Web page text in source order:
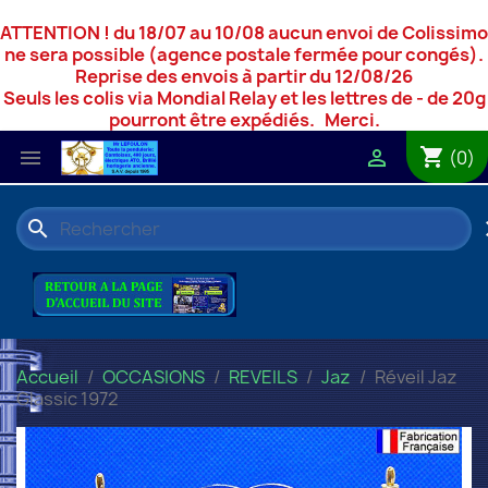
ATTENTION ! du 18/07 au 10/08 aucun envoi de Colissimo
ne sera possible (agence postale fermée pour congés).
Reprise des envois à partir du 12/08/26
Seuls les colis via Mondial Relay et les lettres de - de 20g
pourront être expédiés. Merci.
 shopping_cart (0)

search
Accueil OCCASIONS REVEILS Jaz
Réveil Jaz
Glassic 1972